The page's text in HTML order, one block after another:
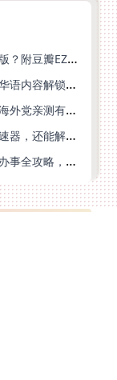
海外党必看：怎么在国外玩秦时明月卡牌版？附豆瓣EZCast地区限制破解法
海外怎么听酷我畅听？留学生亲测有效的华语内容解锁指南
在国外看不了央视影音电视剧怎么办呢？海外党亲测有效的回国加速方案
海外华人看国内电视剧总卡？选对回国加速器，还能解决菲律宾打不开反诈中心的问题
探花在比利时用不了怎么办？海外党追剧办事全攻略，选对加速器就够了